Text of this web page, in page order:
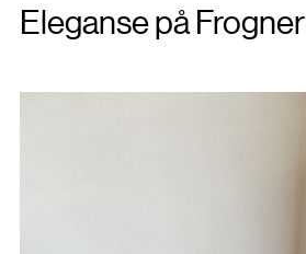
Eleganse på Frogner